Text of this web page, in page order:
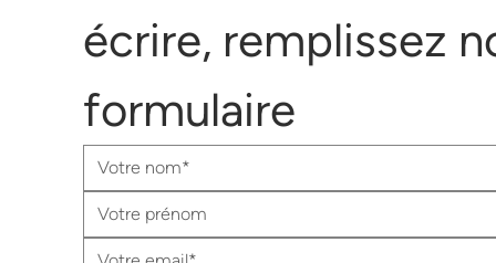
écrire, remplissez
formulaire